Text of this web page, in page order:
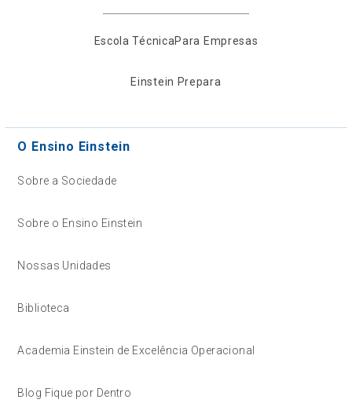
Escola TécnicaPara Empresas
Einstein Prepara
O Ensino Einstein
Sobre a Sociedade
Sobre o Ensino Einstein
Nossas Unidades
Biblioteca
Academia Einstein de Excelência Operacional
Blog Fique por Dentro